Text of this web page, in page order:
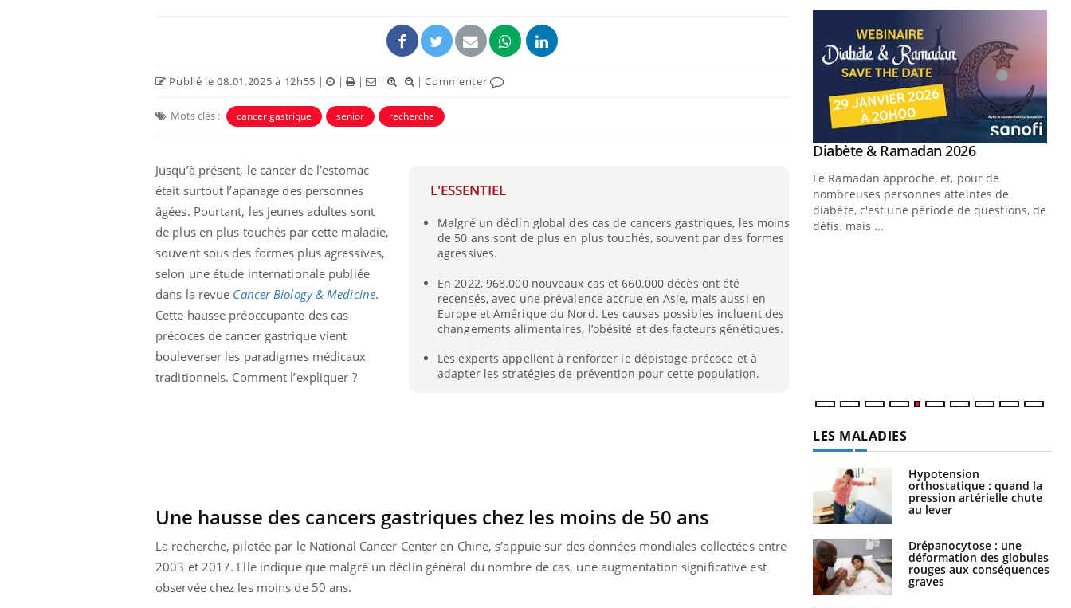
Publié le 08.01.2025 à 12h55 | | | | |Commenter
Mots clés : cancer gastrique senior recherche
L'ESSENTIEL
Malgré un déclin global des cas de cancers gastriques, les moins
de 50 ans sont de plus en plus touchés, souvent par des formes
agressives.
En 2022, 968.000 nouveaux cas et 660.000 décès ont été
recensés, avec une prévalence accrue en Asie, mais aussi en
Europe et Amérique du Nord. Les causes possibles incluent des
changements alimentaires, l’obésité et des facteurs génétiques.
Les experts appellent à renforcer le dépistage précoce et à
adapter les stratégies de prévention pour cette population.
Jusqu’à présent, le cancer de l’estomac
était surtout l’apanage des personnes
âgées. Pourtant, les jeunes adultes sont
de plus en plus touchés par cette maladie,
souvent sous des formes plus agressives,
selon une étude internationale publiée
dans la revue Cancer Biology & Medicine.
Cette hausse préoccupante des cas
précoces de cancer gastrique vient
bouleverser les paradigmes médicaux
traditionnels. Comment l’expliquer ?
Une hausse des cancers gastriques chez les moins de 50 ans
La recherche, pilotée par le National Cancer Center en Chine, s’appuie sur des données mondiales collectées entre
2003 et 2017. Elle indique que malgré un déclin général du nombre de cas, une augmentation significative est
observée chez les moins de 50 ans.
Youtube
Fatigue, irritabilité, brouillard mental ou
même alopécie… Les symptômes de la
carence en fer sont multiples ce qui la rend
osait en parler??
En 2026, l'insuline dans le diabète de type 2
reste entourée d'idées reçues chez les
patients comme parfois chez les soignants. soleil, activités en plein air… Nos mains
sont ...
Youtube
Diabète & Ramadan 2026Youtube
Le Ramadan approche, et, pour de
nombreuses personnes atteintes de
diabète, c'est une période de questions, de
défis, mais ...
LES MALADIES
Hypotension
orthostatique : quand la
pression artérielle chute
au lever
Drépanocytose : une
déformation des globules
rouges aux conséquences
graves